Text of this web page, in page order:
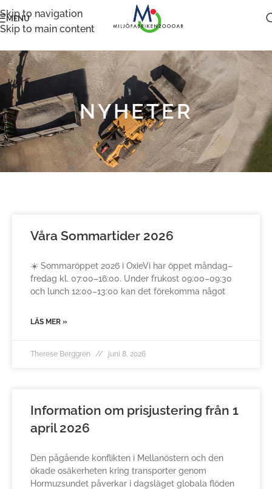
Skip to navigation
Skip to main content
MENU
NYHETER
Våra Sommartider 2026
☀️ Sommaröppet 2026 i OxieVi har öppet måndag–
fredag kl. 07:00–16:00. Under frukost 09:00–09:30
och lunch 12:00–13:00 kan det förekomma något
LÄS MER »
Therese Berggren juni 8, 2026
Information om prisjustering från 1
april 2026
Den pågående konflikten i Mellanöstern och den
ökade osäkerheten kring transporter genom
Hormuzsundet påverkar i dagsläget globala flöden